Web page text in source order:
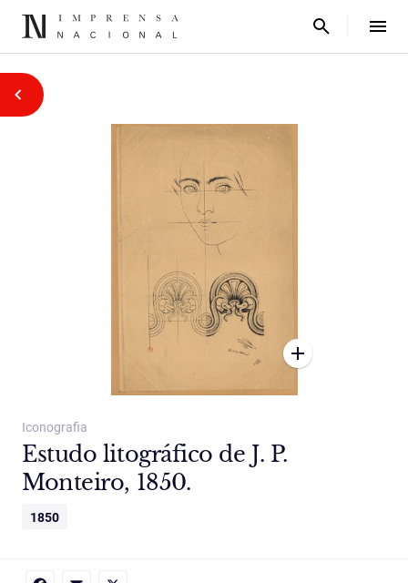
Iconografia
Estudo litográfico de J. P.
Monteiro, 1850.
1850